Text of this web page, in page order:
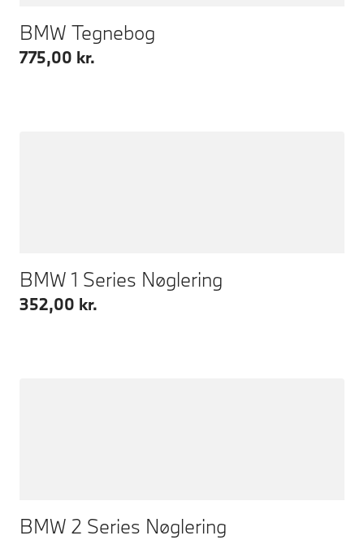
BMW Tegnebog
775,00 kr.
BMW 1 Series Nøglering
352,00 kr.
BMW 2 Series Nøglering